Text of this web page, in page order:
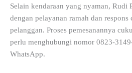
Selain kendaraan yang nyaman, Rudi
dengan pelayanan ramah dan respons
pelanggan. Proses pemesanannya
perlu menghubungi nomor 0823-
WhatsApp.